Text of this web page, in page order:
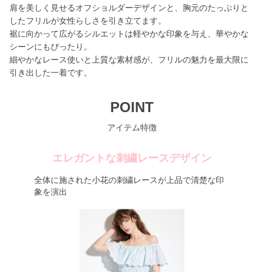
肩を美しく見せるオフショルダーデザインと、胸元のたっぷりと
したフリルが女性らしさを引き立てます。
裾に向かって広がるシルエットは軽やかな印象を与え、華やかな
シーンにもぴったり。
細やかなレース使いと上質な素材感が、フリルの魅力を最大限に
引き出した一着です。
POINT
アイテム特徴
エレガントな刺繍レースデザイン
全体に施された小花の刺繍レースが上品で清楚な印
象を演出